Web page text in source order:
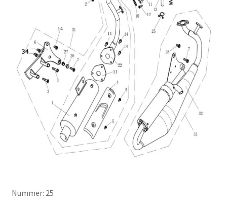
Nummer: 25